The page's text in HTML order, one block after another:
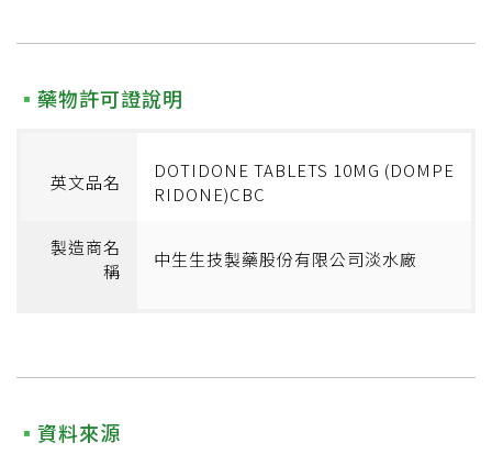
藥物許可證說明
英文品名
DOTIDONE TABLETS 10MG (DOMPE
RIDONE)CBC
製造商名
稱
中生生技製藥股份有限公司淡水廠
資料來源